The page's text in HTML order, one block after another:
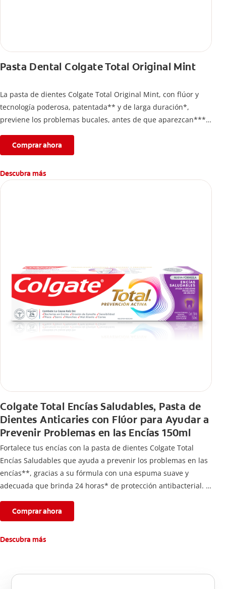
Pasta Dental Colgate Total Original Mint
La pasta de dientes Colgate Total Original Mint, con flúor y
tecnología poderosa, patentada** y de larga duración*,
previene los problemas bucales, antes de que aparezcan****.
completa limpieza dental.
*Con el cepillado 2 veces por día y uso continuo por 4
semanas.
**Patentada en Estados Unidos.
Comprar ahora
Descubra más
Colgate Total Encías Saludables, Pasta de
Dientes Anticaries con Flúor para Ayudar a
Prevenir Problemas en las Encías 150ml
Fortalece tus encías con la pasta de dientes Colgate Total
Encías Saludables que ayuda a prevenir los problemas en las
encías**, gracias a su fórmula con una espuma suave y
adecuada que brinda 24 horas* de protección antibacterial.
semanas.
**Causados por bacterias.
Comprar ahora
Descubra más